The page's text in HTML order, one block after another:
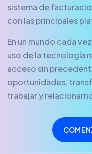
sistema de
con las principales
En un mundo cada
uso de la tecnología
acceso sin
oportunidades,
trabajar y